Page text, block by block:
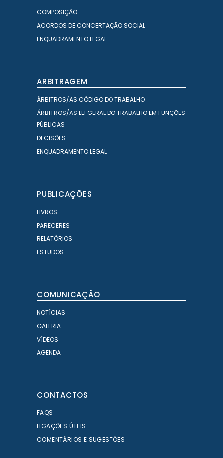
COMPOSIÇÃO
ACORDOS DE CONCERTAÇÃO SOCIAL
ENQUADRAMENTO LEGAL
ARBITRAGEM
ÁRBITROS/AS CÓDIGO DO TRABALHO
ÁRBITROS/AS LEI GERAL DO TRABALHO EM FUNÇÕES
PÚBLICAS
DECISÕES
ENQUADRAMENTO LEGAL
PUBLICAÇÕES
LIVROS
PARECERES
RELATÓRIOS
ESTUDOS
COMUNICAÇÃO
NOTÍCIAS
GALERIA
VÍDEOS
AGENDA
CONTACTOS
FAQS
LIGAÇÕES ÚTEIS
COMENTÁRIOS E SUGESTÕES